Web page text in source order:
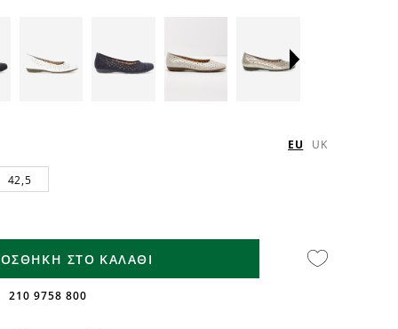
EU UK
42,5
ΣΤΟ ΚΑΛΑΘΙ
210 9758 800